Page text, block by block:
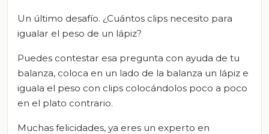
Un último desafío. ¿Cuántos clips necesito para
igualar el peso de un lápiz?
Puedes contestar esa pregunta con ayuda de tu
balanza, coloca en un lado de la balanza un lápiz e
iguala el peso con clips colocándolos poco a poco
en el plato contrario.
Muchas felicidades, ya eres un experto en